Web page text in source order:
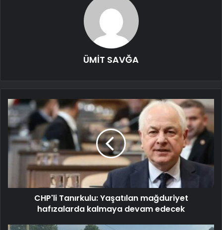
ÜMİT SAVĞA
CHP'li Tanırkulu: Yaşatılan mağduriyet
hafızalarda kalmaya devam edecek